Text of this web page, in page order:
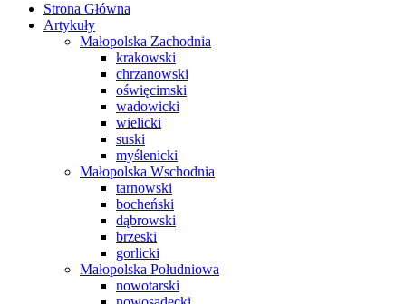
Strona Główna
Artykuły
Małopolska Zachodnia
krakowski
chrzanowski
oświęcimski
wadowicki
wielicki
suski
myślenicki
Małopolska Wschodnia
tarnowski
bocheński
dąbrowski
brzeski
gorlicki
Małopolska Południowa
nowotarski